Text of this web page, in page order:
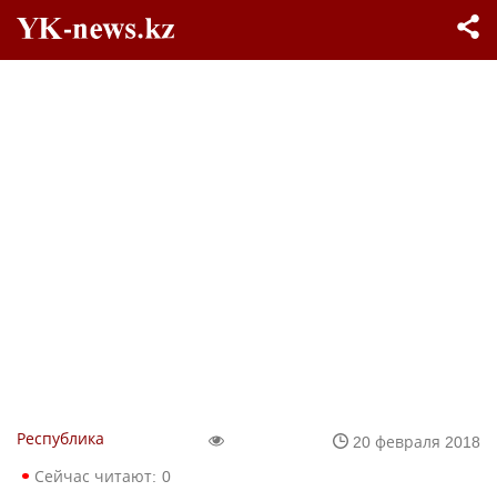
Республика
20 февраля 2018
Сейчас читают: 0